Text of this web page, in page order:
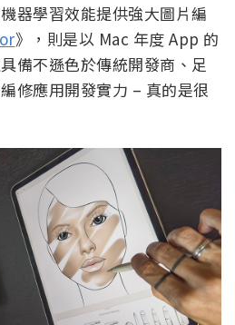
器學習效能提供強大圖片編
》，則是以 Mac 年度 App 的
備不遜色於傳統開發商、足
修應用開發實力 – 真的是很